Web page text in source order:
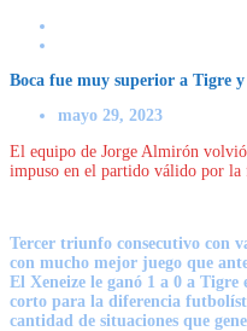
Boca fue muy superior a Tigre
mayo 29, 2023
El equipo de Jorge Almirón
impuso en el partido válido por la
Tercer triunfo consecutivo con
con mucho mejor juego que
El Xeneize le ganó 1 a 0 a Tigre
corto para la diferencia
cantidad de situaciones que